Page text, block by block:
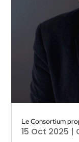
Le Consortium
15 Oct 2025 |